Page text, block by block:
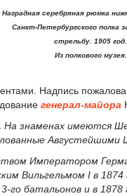
Наградная серебряная рюмка
Санкт-Петербургского полка
стрельбу. 1905 год.
Из полкового музея.
Надпись
генерал-майора
На знаменах имеются
Августейшими
Императором
Вильгельмом I в
го батальонов и в 1878